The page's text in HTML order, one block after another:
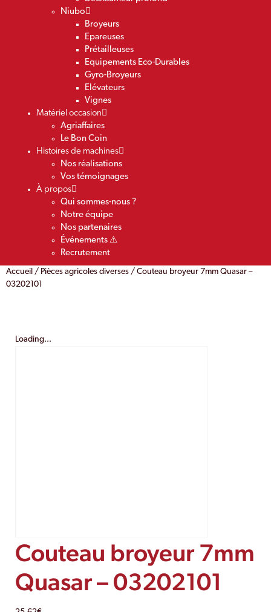
Niubo
Broyeurs
Epareuses
Prétailleuses
Equipements Eco-Durables
Gyro-Broyeurs
Elévateurs
Vignes
Matériel occasion
Agriaffaires
Le Bon Coin
Histoires de machines
Nos réalisations
Vos témoignages
À propos
Qui sommes-nous ?
Notre équipe
Nos partenaires
Événements ⚠️
Recrutement
Accueil / Pièces agricoles diverses / Couteau broyeur 7mm Quasar –
03202101
Loading...
Couteau broyeur 7mm
Quasar – 03202101